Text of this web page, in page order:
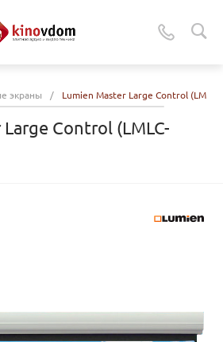
экраны / Lumien Master Large Control (LMLC-
Control (LMLC-